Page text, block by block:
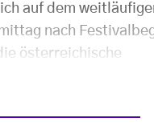
ich auf dem
nach
österreichische